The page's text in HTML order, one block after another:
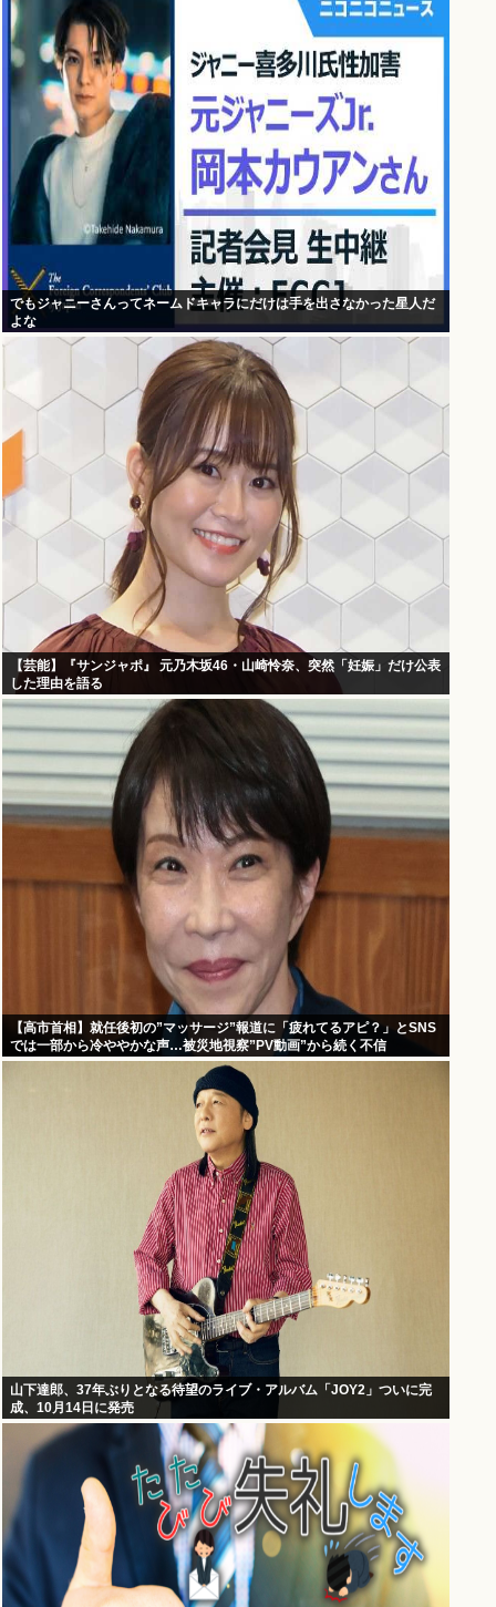
でもジャニーさんってネームドキャラにだけは手を出さなかった星人だ
よな
【芸能】『サンジャポ』 元乃木坂46・山崎怜奈、突然「妊娠」だけ公表
した理由を語る
【高市首相】就任後初の”マッサージ”報道に「疲れてるアピ？」とSNS
では一部から冷ややかな声…被災地視察”PV動画”から続く不信
山下達郎、37年ぶりとなる待望のライブ・アルバム「JOY2」ついに完
成、10月14日に発売